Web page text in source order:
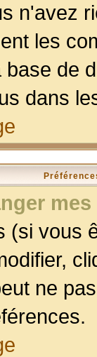
n'avez
les
base de
dans
(si vous
ne